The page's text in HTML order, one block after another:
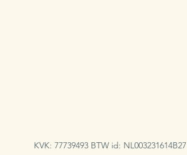
KVK: 77739493 BTW id: NL003231614B27